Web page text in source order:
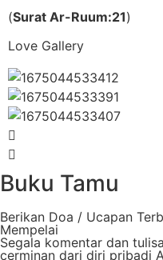
(Surat Ar-Ruum:21)
Love Gallery
Buku Tamu
Berikan Doa / Ucapan
Mempelai
Segala komentar dan
cerminan dari diri pribadi